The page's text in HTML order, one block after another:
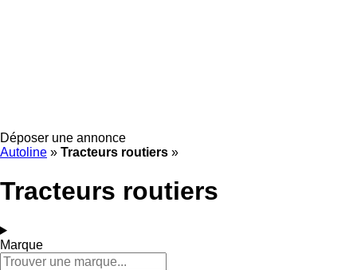
Déposer une annonce
Autoline » Tracteurs routiers »
Tracteurs routiers
Marque